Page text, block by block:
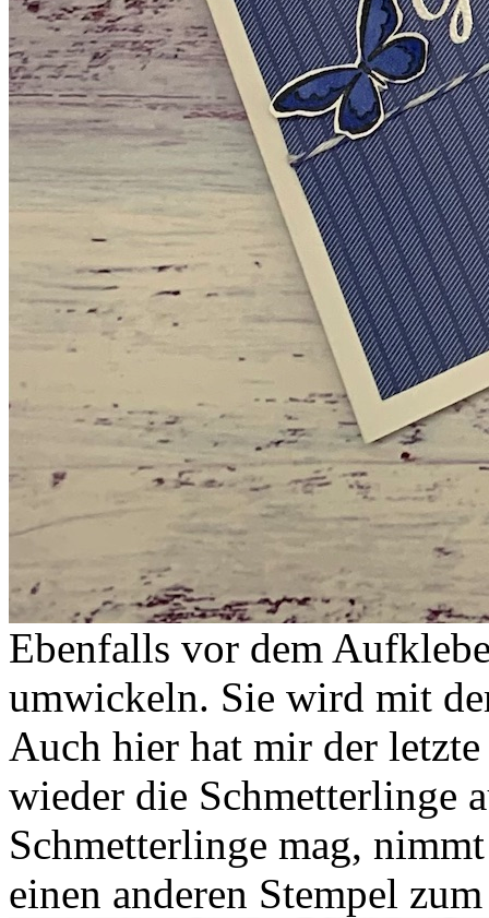
Ebenfalls vor dem
umwickeln. Sie wird mit
Auch hier hat mir der
wieder die Schmetterlinge
Schmetterlinge mag,
einen anderen Stempel